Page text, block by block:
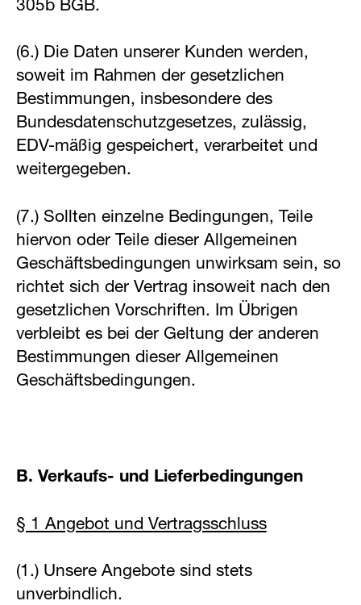
305b BGB.
(6.) Die Daten unserer Kunden werden,
soweit im Rahmen der gesetzlichen
Bestimmungen, insbesondere des
Bundesdatenschutzgesetzes, zulässig,
EDV-mäßig gespeichert, verarbeitet und
weitergegeben.
(7.) Sollten einzelne Bedingungen, Teile
hiervon oder Teile dieser Allgemeinen
Geschäftsbedingungen unwirksam sein, so
richtet sich der Vertrag insoweit nach den
gesetzlichen Vorschriften. Im Übrigen
verbleibt es bei der Geltung der anderen
Bestimmungen dieser Allgemeinen
Geschäftsbedingungen.
B. Verkaufs- und Lieferbedingungen
§ 1 Angebot und Vertragsschluss
(1.) Unsere Angebote sind stets
unverbindlich.